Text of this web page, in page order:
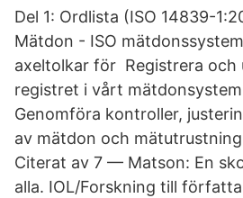
Del 1: Ordlista (ISO 14839-
Mätdon - ISO
axeltolkar för Registrera och
registret i vårt
Genomföra kontroller,
av mätdon och mätutrustning
Citerat av 7 — Matson: En
alla. IOL/Forskning till